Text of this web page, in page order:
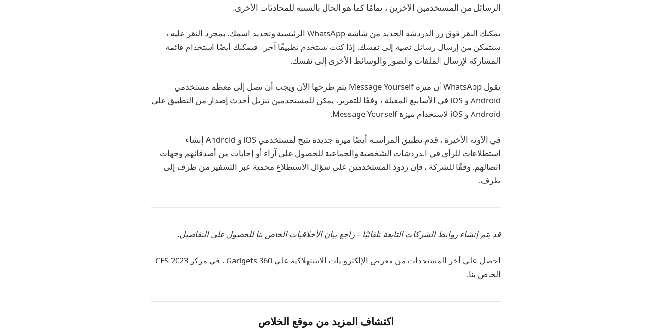
الرسائل من المستخدمين الآخرين ، تمامًا كما هو الحال بالنسبة للمحادثات الأخرى.
يمكنك النقر فوق زر الدردشة الجديد من شاشة WhatsApp الرئيسية وتحديد اسمك. بمجرد النقر عليه ،
ستتمكن من إرسال رسائل نصية إلى نفسك. إذا كنت تستخدم تطبيقًا آخر ، فيمكنك أيضًا استخدام قائمة
المشاركة لإرسال الملفات والصور والوسائط الأخرى إلى نفسك.
يقول WhatsApp أن ميزة Message Yourself يتم طرحها الآن ويجب أن تصل إلى معظم مستخدمي
Android و iOS في الأسابيع المقبلة ، وفقًا للتقرير. يمكن للمستخدمين تنزيل أحدث إصدار من التطبيق على
Android و iOS لاستخدام ميزة Message Yourself.
في الآونة الأخيرة ، قدم تطبيق المراسلة أيضًا ميزة جديدة تتيح لمستخدمي iOS و Android إنشاء
استطلاعات للرأي في الدردشات الشخصية والجماعية للحصول على آراء أو إجابات من أصدقائهم وجهات
اتصالهم. وفقًا للشركة ، فإن ردود المستخدمين على سؤال الاستطلاع محمية عبر التشفير من طرف إلى
طرف.
قد يتم إنشاء روابط الشركات التابعة تلقائيًا – راجع بيان الأخلاقيات الخاص بنا للحصول على التفاصيل.
احصل على آخر المستجدات من معرض الإلكترونيات الاستهلاكية على Gadgets 360 ، في مركز CES 2023
الخاص بنا.
اكتشاف المزيد من موقع الخلاص